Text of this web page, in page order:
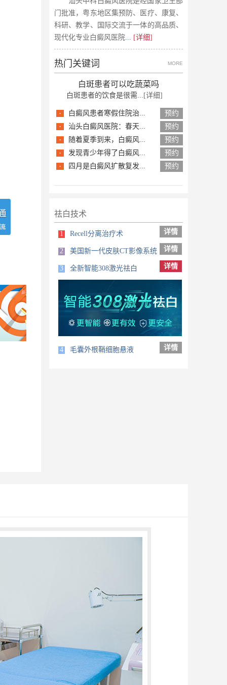
门批准，粤东地区集预防、医疗、康复、
科研、教学、国际交流于一体的高品质、
现代化专业白癜风医院... [详细]
热门关键词 MORE
白斑患者可以吃蔬菜吗
白斑患者的饮食是很需... [详细]
· 白癜风患者寒假住院治... 预约
· 汕头白癜风医院：春天... 预约
· 随着夏季到来，白癜风... 预约
· 发现青少年得了白癜风... 预约
· 四月是白癜风扩散复发... 预约
祛白技术
1 Recell分离治疗术 详情
2 美国新一代皮肤CT影像系统 详情
3 全新智能308激光祛白 详情
4 毛囊外根鞘细胞悬液 详情